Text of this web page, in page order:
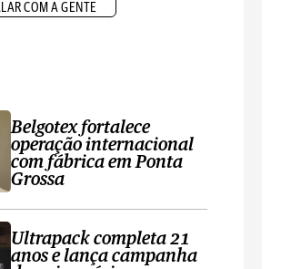
COM A GENTE
Belgotex fortalece
operação internacional
com fábrica em Ponta
Grossa
Ultrapack completa 21
anos e lança campanha